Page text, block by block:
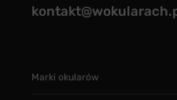
Marki okularów